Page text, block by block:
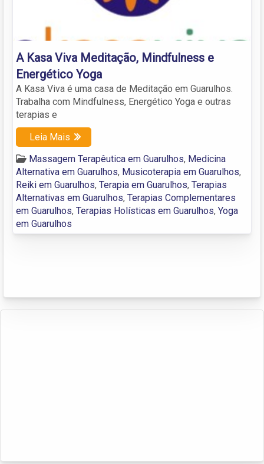
A Kasa Viva Meditação, Mindfulness e
Energético Yoga
A Kasa Viva é uma casa de Meditação em Guarulhos.
Trabalha com Mindfulness, Energético Yoga e outras
terapias e
Leia Mais
Massagem Terapêutica em Guarulhos, Medicina
Alternativa em Guarulhos, Musicoterapia em Guarulhos,
Reiki em Guarulhos, Terapia em Guarulhos, Terapias
Alternativas em Guarulhos, Terapias Complementares
em Guarulhos, Terapias Holísticas em Guarulhos, Yoga
em Guarulhos